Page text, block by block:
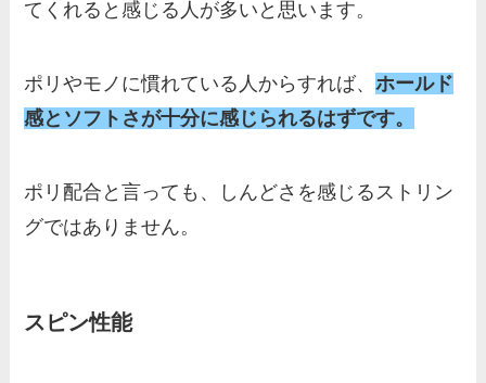
てくれると感じる人が多いと思います。
ポリやモノに慣れている人からすれば、ホールド
感とソフトさが十分に感じられるはずです。
ポリ配合と言っても、しんどさを感じるストリン
グではありません。
スピン性能